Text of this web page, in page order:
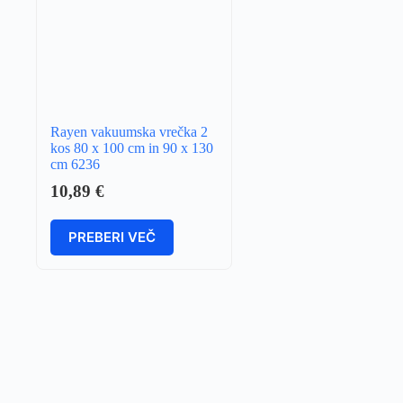
Rayen vakuumska vrečka 2
kos 80 x 100 cm in 90 x 130
cm 6236
10,89 €
PREBERI VEČ